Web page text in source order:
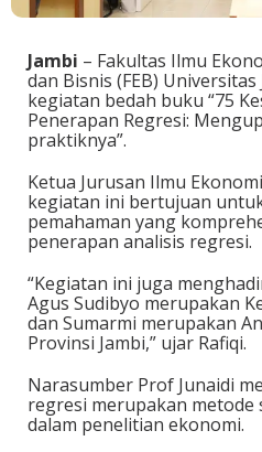
Jambi – Fakultas Ilmu
dan Bisnis (FEB)
kegiatan bedah buku “75
Penerapan Regresi:
praktiknya”.
Ketua Jurusan Ilmu
kegiatan ini bertujuan
pemahaman yang
penerapan analisis regresi.
“Kegiatan ini juga
Agus Sudibyo merupakan
dan Sumarmi merupakan
Provinsi Jambi,” ujar Rafiqi.
Narasumber Prof Junaidi
regresi merupakan
dalam penelitian ekonomi.